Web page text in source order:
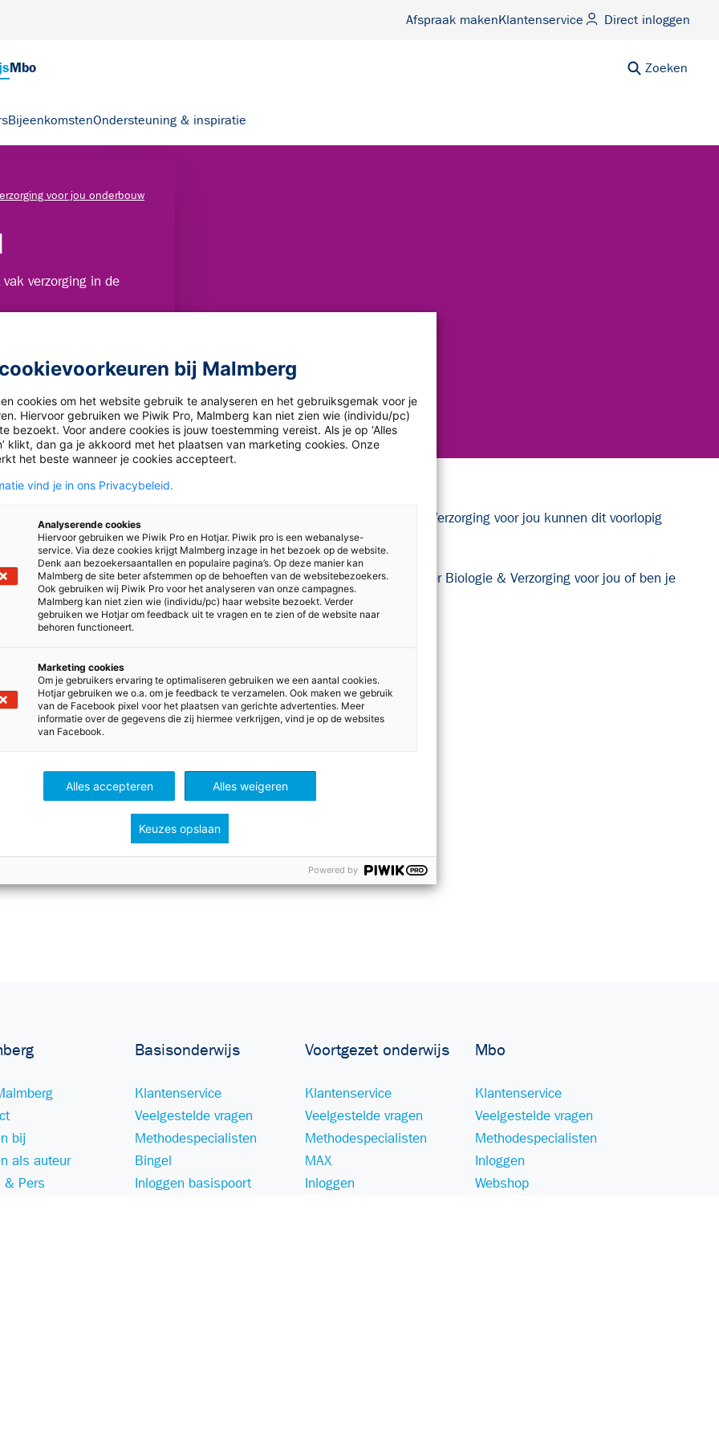
Afspraak makenKlantenservice Direct inloggen
Mbo Zoeken
BijeenkomstenOndersteuning & inspiratie
voor jou onderbouw
verzorging in de
met onze methode Verzorging voor jou. Scholen die nog werken met Verzorging voor jou kunnen dit voorlopig
en licenties zijn nog leverbaar in 2025-2026.
dan een aparte biologie- en verzorgingsmethode. Wil je meer weten over Biologie & Verzorging voor jou of ben je
dan contact op met je accountmanager.
bij
als auteur
& Pers
Basisonderwijs
Klantenservice
Veelgestelde vragen
Methodespecialisten
Bingel
Inloggen basispoort
Voortgezet onderwijs
Klantenservice
Veelgestelde vragen
Methodespecialisten
MAX
Inloggen
Mbo
Klantenservice
Veelgestelde vragen
Methodespecialisten
Inloggen
Webshop
bij Malmberg
cookies om het website gebruik te analyseren en het gebruiksgemak voor je
Hiervoor gebruiken we Piwik Pro, Malmberg kan niet zien wie (individu/pc)
bezoekt. Voor andere cookies is jouw toestemming vereist. Als je op ‘Alles
klikt, dan ga je akkoord met het plaatsen van marketing cookies. Onze
het beste wanneer je cookies accepteert.
vind je in ons Privacybeleid.
Analyserende cookies
Hiervoor gebruiken we Piwik Pro en Hotjar. Piwik pro is een webanalyse-
service. Via deze cookies krijgt Malmberg inzage in het bezoek op de website.
Denk aan bezoekersaantallen en populaire pagina’s. Op deze manier kan
Malmberg de site beter afstemmen op de behoeften van de websitebezoekers.
Ook gebruiken wij Piwik Pro voor het analyseren van onze campagnes.
Malmberg kan niet zien wie (individu/pc) haar website bezoekt. Verder
gebruiken we Hotjar om feedback uit te vragen en te zien of de website naar
behoren functioneert.
Marketing cookies
Om je gebruikers ervaring te optimaliseren gebruiken we een aantal cookies.
Hotjar gebruiken we o.a. om je feedback te verzamelen. Ook maken we gebruik
van de Facebook pixel voor het plaatsen van gerichte advertenties. Meer
informatie over de gegevens die zij hiermee verkrijgen, vind je op de websites
van Facebook.
Alles accepteren Alles weigeren
Keuzes opslaan
Powered by